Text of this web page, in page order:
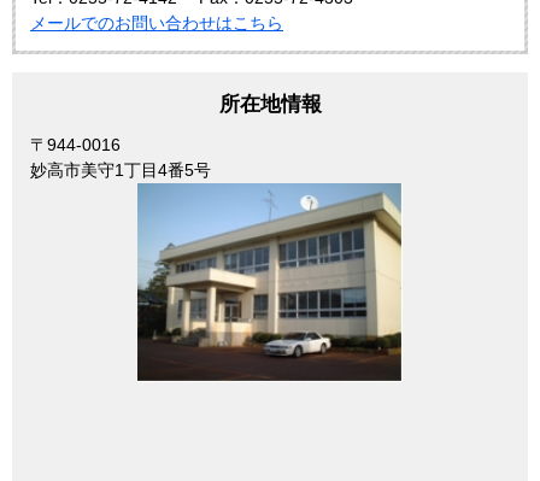
メールでのお問い合わせはこちら
所在地情報
〒944-0016
妙高市美守1丁目4番5号